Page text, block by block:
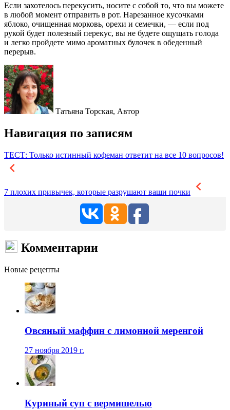
Если захотелось перекусить, носите с собой то, что вы можете
в любой момент отправить в рот. Нарезанное кусочками
яблоко, очищенная морковь, орехи и семечки, — если под
рукой будет полезный перекус, вы не будете ощущать голода
и легко пройдете мимо ароматных булочек в обеденный
перерыв.
Татьяна Торская, Автор
Навигация по записям
ТЕСТ: Только истинный кофеман ответит на все 10 вопросов!
7 плохих привычек, которые разрушают ваши почки
Комментарии
Новые рецепты
Овсяный маффин с лимонной меренгой
27 ноября 2019 г.
Куриный суп с вермишелью